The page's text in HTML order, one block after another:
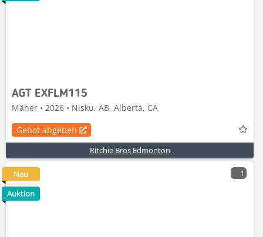
AGT EXFLM115
Mäher • 2026 • Nisku, AB, Alberta, CA
Gebot abgeben
Ritchie Bros Edmonton
1
Neu
Auktion